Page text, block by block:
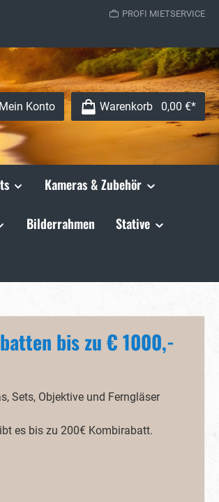
PROFI MIETSERVICE
Mein Konto Warenkorb 0,00 €*
Kameras & Zubehör
Bilderrahmen Stative
bis zu € 1000,-
Sets, Objektive und Ferngläser
es bis zu 200€ Kombirabatt.